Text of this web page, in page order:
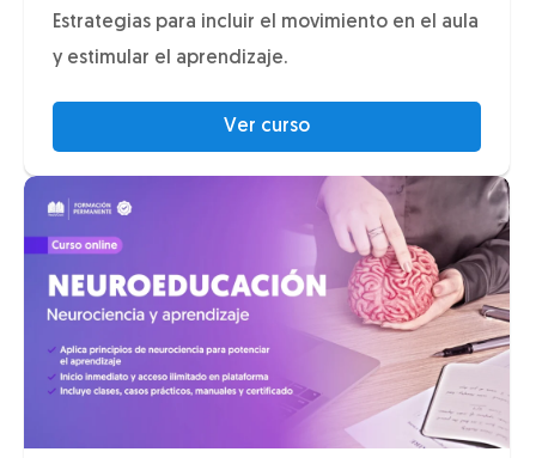
Estrategias para incluir el movimiento en el aula
y estimular el aprendizaje.
Ver curso